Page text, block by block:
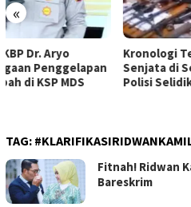
«
Kronologi Temuan 995
Senjata di Sekolah Jaksel,
Polisi Selidiki
TAG:
Fitnah! Ridwan
Bareskrim